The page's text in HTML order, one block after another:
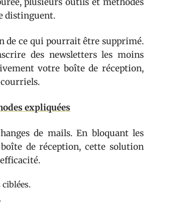
distinguent.
de ce qui pourrait être supprimé.
des newsletters les moins
votre boîte de réception,
courriels.
expliquées
de mails. En bloquant les
de réception, cette solution